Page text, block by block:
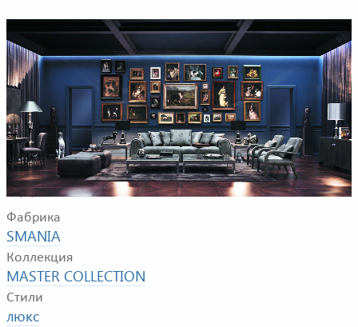
Пример композиции для гостиной комнаты. В
композицию входятт: диван, 2 журнальных столика, 2
кресла, 2 пуфа, 2 подставки, комод, письменный стол,
стул, настольная и напольная лампа.
Фабрика
SMANIA
Коллекция
MASTER COLLECTION
Стили
люкс